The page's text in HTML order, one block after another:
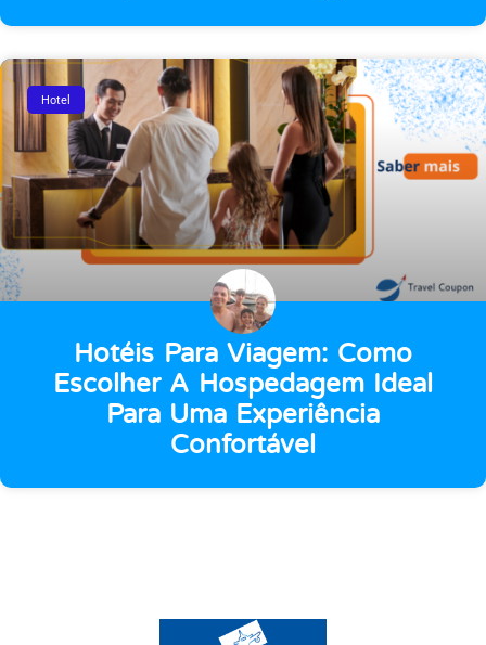
Hotel
Hotéis Para Viagem: Como
Escolher A Hospedagem Ideal
Para Uma Experiência
Confortável